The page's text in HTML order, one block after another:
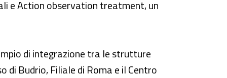
e Action observation treatment, un
di integrazione tra le strutture
Budrio, Filiale di Roma e il Centro